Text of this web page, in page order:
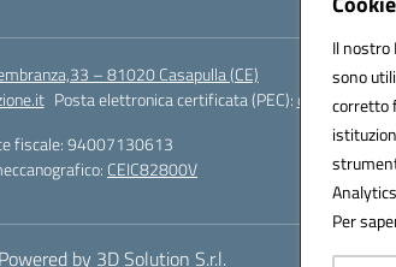
Il
sono
corretto
Per
– 81020 Casapulla (CE)
Posta elettronica certificata (PEC):
fiscale: 94007130613
CEIC82800V
by 3D Solution S.r.l.